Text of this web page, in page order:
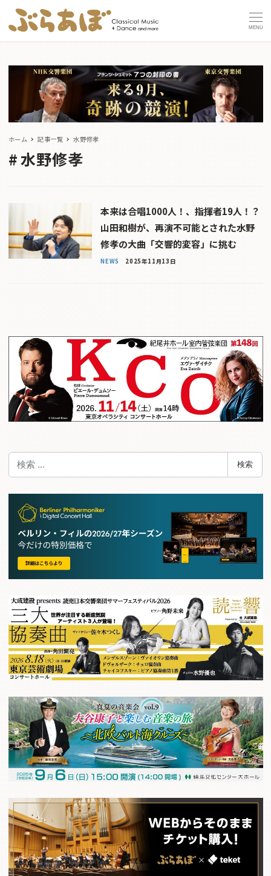
MENU
ホーム 記事一覧 水野修孝
水野修孝
本来は合唱1000人！、指揮者19人！？
山田和樹が、再演不可能とされた水野
修孝の大曲「交響的変容」に挑む
NEWS 2025年11月13日
検
検索